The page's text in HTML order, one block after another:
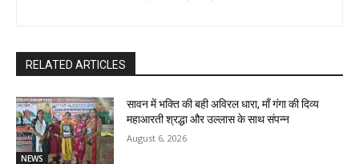
RELATED ARTICLES
NEWS
सावन में भक्ति की बही अविरल धारा, माँ गंगा की दिव्य
महाआरती श्रद्धा और उल्लास के साथ संपन्न
August 6, 2026